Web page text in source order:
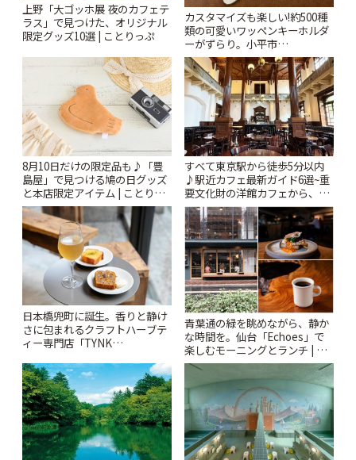
上野「大ゴッホ展 夜のカフェテ
ラス」で見つけた、オリジナル
限定グッズ10選 | ことりっぷ
カスタマイズも楽しい!約500種
類の可愛いワッペンキーホルダ
ーがずらり。小平市
「Kimamaya T&K」 | ことりっ
ぷ
8月10日だけの限定品も♪「豊
島屋」で見つける鳩の日グッズ
と本店限定アイテム | ことりっ
ぷ
すべて東京駅から徒歩5分以内
♪駅近カフェ最新ガイド6選~重
要文化財の洋館カフェから、改
札すぐのレトロ喫茶まで~ | こと
りっぷ
日本橋兜町に誕生。香りと静け
さに包まれるクラフトハーブテ
ィー専門店「TYNK
青葉通の緑を眺めながら、静か
な時間を。仙台「Echoes」で
楽しむモーニングとランチ | こ
とりっぷ